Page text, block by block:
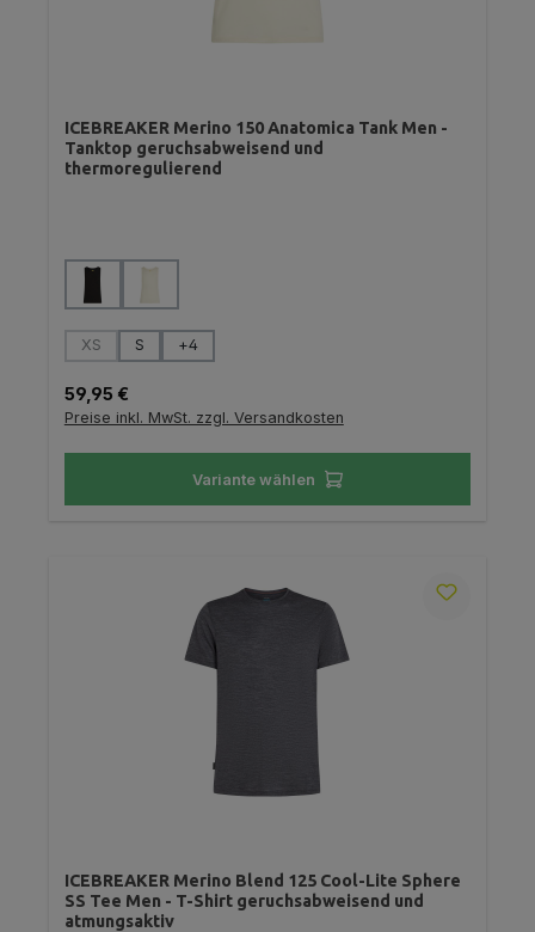
ICEBREAKER Merino 150 Anatomica Tank Men -
Tanktop geruchsabweisend und
thermoregulierend
Farbe auswählen
Größe auswählen
XS
(Diese Option ist zurzeit nicht verfügbar.)
S +4
Regulärer Preis:
59,95 €
Preise inkl. MwSt. zzgl. Versandkosten
Variante wählen
ICEBREAKER Merino Blend 125 Cool-Lite Sphere
SS Tee Men - T-Shirt geruchsabweisend und
atmungsaktiv